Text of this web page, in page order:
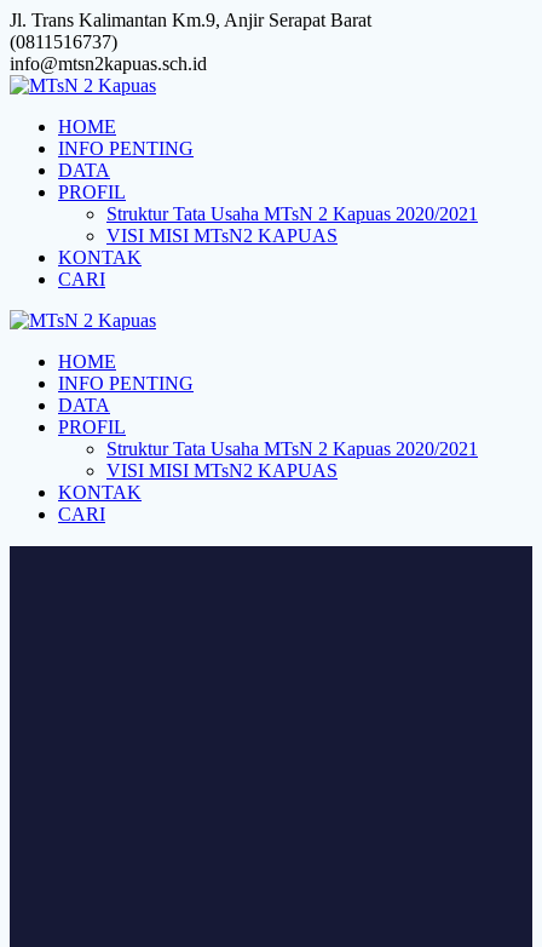
Skip
to
content
Jl. Trans Kalimantan Km.9, Anjir Serapat Barat
(0811516737)
info@mtsn2kapuas.sch.id
HOME
INFO PENTING
DATA
PROFIL
Struktur Tata Usaha MTsN 2 Kapuas 2020/2021
VISI MISI MTsN2 KAPUAS
KONTAK
CARI
HOME
INFO PENTING
DATA
PROFIL
Struktur Tata Usaha MTsN 2 Kapuas 2020/2021
VISI MISI MTsN2 KAPUAS
KONTAK
CARI